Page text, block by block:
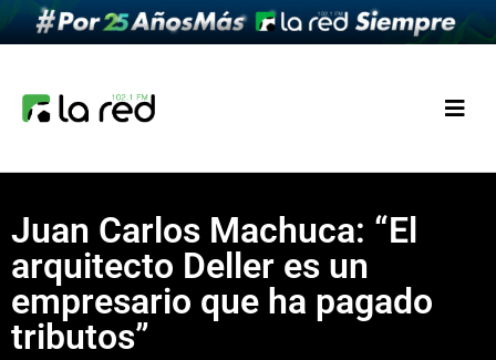
Juan Carlos Machuca: “El
arquitecto Deller es un
empresario que ha pagado
tributos”